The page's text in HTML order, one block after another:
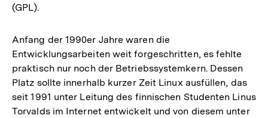
(GPL).
Anfang der 1990er Jahre waren die
Entwicklungsarbeiten weit forgeschritten, es fehlte
praktisch nur noch der Betriebssystemkern. Dessen
Platz sollte innerhalb kurzer Zeit Linux ausfüllen, das
seit 1991 unter Leitung des finnischen Studenten Linus
Torvalds im Internet entwickelt und von diesem unter